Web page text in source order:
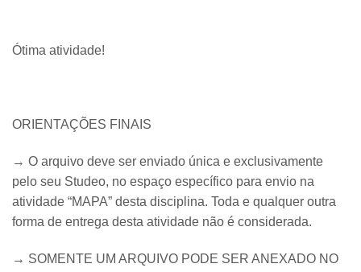
Ótima atividade!
ORIENTAÇÕES FINAIS
→ O arquivo deve ser enviado única e exclusivamente
pelo seu Studeo, no espaço específico para envio na
atividade “MAPA” desta disciplina. Toda e qualquer outra
forma de entrega desta atividade não é considerada.
→ SOMENTE UM ARQUIVO PODE SER ANEXADO NO